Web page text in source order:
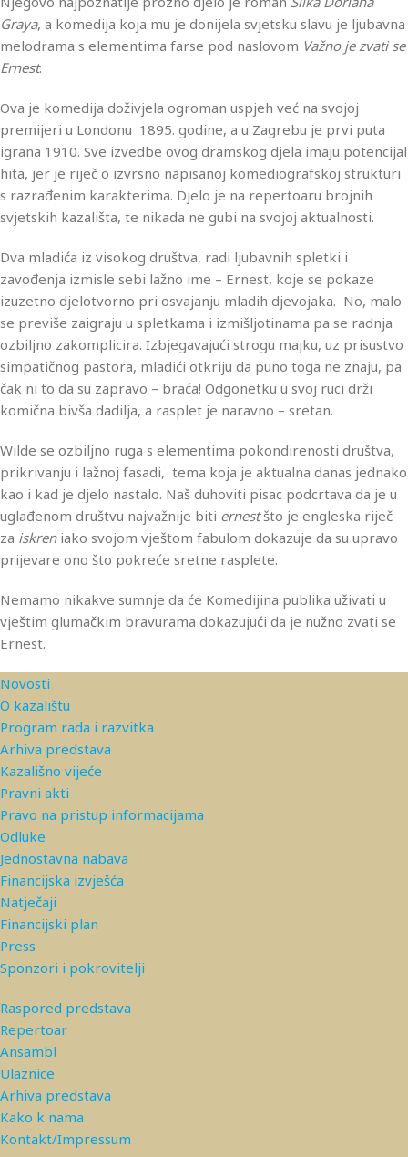
Graya, a komedija koja mu je donijela svjetsku slavu je ljubavna
melodrama s elementima farse pod naslovom Važno je zvati se
Ernest.
Ova je komedija doživjela ogroman uspjeh već na svojoj
premijeri u Londonu 1895. godine, a u Zagrebu je prvi puta
igrana 1910. Sve izvedbe ovog dramskog djela imaju potencijal
hita, jer je riječ o izvrsno napisanoj komediografskoj strukturi
s razrađenim karakterima. Djelo je na repertoaru brojnih
svjetskih kazališta, te nikada ne gubi na svojoj aktualnosti.
Dva mladića iz visokog društva, radi ljubavnih spletki i
zavođenja izmisle sebi lažno ime – Ernest, koje se pokaze
izuzetno djelotvorno pri osvajanju mladih djevojaka. No, malo
se previše zaigraju u spletkama i izmišljotinama pa se radnja
ozbiljno zakomplicira. Izbjegavajući strogu majku, uz prisustvo
simpatičnog pastora, mladići otkriju da puno toga ne znaju, pa
čak ni to da su zapravo – braća! Odgonetku u svoj ruci drži
komična bivša dadilja, a rasplet je naravno – sretan.
Wilde se ozbiljno ruga s elementima pokondirenosti društva,
prikrivanju i lažnoj fasadi, tema koja je aktualna danas jednako
kao i kad je djelo nastalo. Naš duhoviti pisac podcrtava da je u
uglađenom društvu najvažnije biti ernestšto je engleska riječ
za iskreniako svojom vještom fabulom dokazuje da su upravo
prijevare ono što pokreće sretne rasplete.
Nemamo nikakve sumnje da će Komedijina publika uživati u
vještim glumačkim bravurama dokazujući da je nužno zvati se
Ernest.
Novosti
O kazalištu
Program rada i razvitka
Arhiva predstava
Kazališno vijeće
Pravni akti
Pravo na pristup informacijama
Odluke
Jednostavna nabava
Financijska izvješća
Natječaji
Financijski plan
Press
Sponzori i pokrovitelji
Raspored predstava
Repertoar
Ansambl
Ulaznice
Arhiva predstava
Kako k nama
Kontakt/Impressum